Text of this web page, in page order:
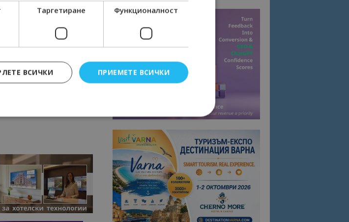
ТУРОПЕРАТОРИ И
- ВКЛЮЧИ СЕ
Таргетиране Функционалност
ПРИЕМЕТЕ ВСИЧКИ
ВСИЧКИ
Функционалност
функционалност на уебсайта, като потребителско влизане и
правилно без строго необходими бисквитки.
до
Описание
Тази бисквитка се използва, за да запомните съгласието
на потребителя за използването на бисквитки на сайта.